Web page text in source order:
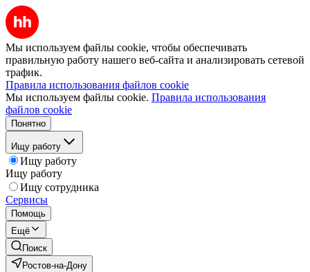
Мы используем файлы cookie, чтобы обеспечивать
правильную работу нашего веб-сайта и анализировать сетевой
трафик.
Правила использования файлов cookie
Мы используем файлы cookie. Правила использования
файлов cookie
Понятно
Ищу работу
Ищу работу
Ищу работу
Ищу сотрудника
Сервисы
Помощь
Ещё
Поиск
Ростов-на-Дону